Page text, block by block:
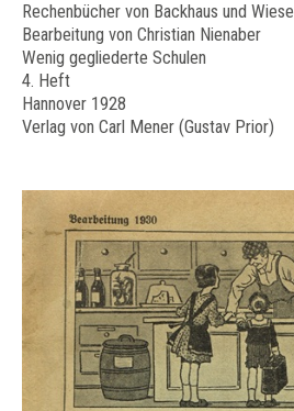
Rechenbücher von Backhaus und Wiese
Bearbeitung von Christian Nienaber
Wenig gegliederte Schulen
4. Heft
Hannover 1928
Verlag von Carl Mener (Gustav Prior)